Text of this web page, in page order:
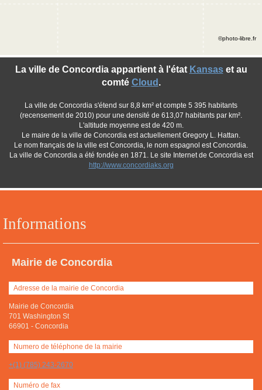
Informations
Mairie de Concordia
Adresse de la mairie de Concordia
Mairie de Concordia
701 Washington St
66901 - Concordia
Numero de téléphone de la mairie
+(1) (785) 243-2670
Numéro de fax
La ville de Concordia appartient à l'état Kansaset au
comté Cloud .
La ville de Concordia s'étend sur 8,8 km² et compte 5 395 habitants
(recensement de 2010) pour une densité de 613,07 habitants par km².
L'altitude moyenne est de 420 m.
Le maire de la ville de Concordia est actuellement Gregory L. Hattan.
Le nom français de la ville est Concordia, le nom espagnol est Concordia.
La ville de Concordia a été fondée en 1871. Le site Internet de Concordia est
http://www.concordiaks.org
©photo-libre.fr